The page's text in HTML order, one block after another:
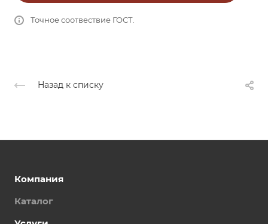
Точное соотвествие ГОСТ.
Назад к списку
Компания
Каталог